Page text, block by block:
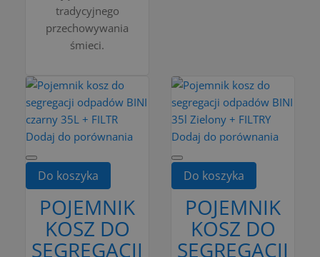
tradycyjnego
przechowywania
śmieci.
Dodaj do porównania
Do koszyka
POJEMNIK
KOSZ DO
SEGREGACJI
Dodaj do porównania
Do koszyka
POJEMNIK
KOSZ DO
SEGREGACJI